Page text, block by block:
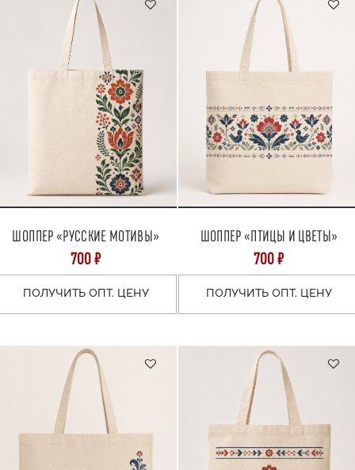
ШОППЕР «РУССКИЕ МОТИВЫ»
700 ₽
ПОЛУЧИТЬ ОПТ. ЦЕНУ
ШОППЕР «ПТИЦЫ И ЦВЕТЫ»
700 ₽
ПОЛУЧИТЬ ОПТ. ЦЕНУ